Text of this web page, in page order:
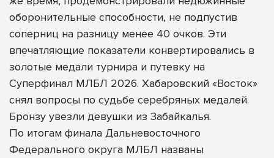
оборонительные способности, не подпустив
соперниц на разницу менее 40 очков. Эти
впечатляющие показатели конвертировались в
золотые медали турнира и путевку на
Суперфинал МЛБЛ 2026. Хабаровский «Восток»
снял вопросы по судьбе серебряных медалей.
Бронзу увезли девушки из Забайкалья.
По итогам финала Дальневосточного
Федерального округа МЛБЛ названы